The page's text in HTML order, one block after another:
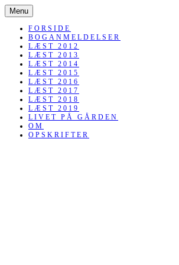
Menu SKIP
TO
CONTENT
FORSIDE
BOGANMELDELSER
LÆST 2012
LÆST 2013
LÆST 2014
LÆST 2015
LÆST 2016
LÆST 2017
LÆST 2018
LÆST 2019
LIVET PÅ GÅRDEN
OM
OPSKRIFTER